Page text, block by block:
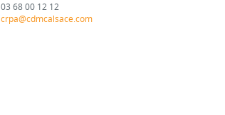
03 68 00 12 12
crpa@cdmcalsace.com